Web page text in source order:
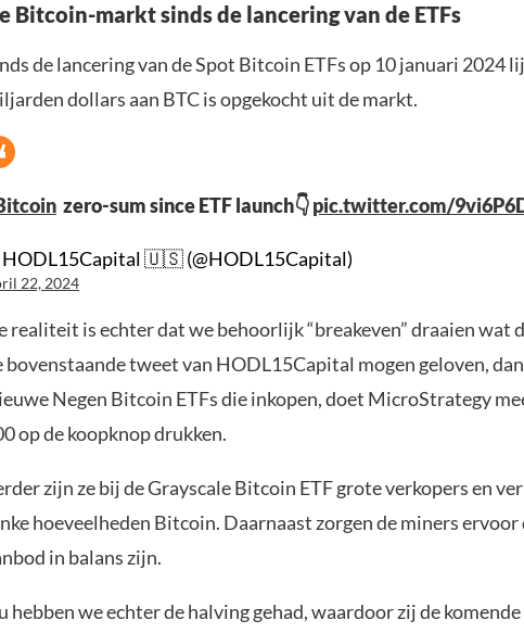
Bitcoin-markt sinds de lancering van de ETFs
de lancering van de Spot Bitcoin ETFs op 10 januari 2024
dollars aan BTC is opgekocht uit de markt.
zero-sum since ETF launch👇pic.twitter.com/
🇺🇸 (@HODL15Capital)
22, 2024
realiteit is echter dat we behoorlijk “breakeven” draaien wat
bovenstaande tweet van HODL15Capital mogen geloven,
Negen Bitcoin ETFs die inkopen, doet MicroStrategy
op de koopknop drukken.
zijn ze bij de Grayscale Bitcoin ETF grote verkopers en
hoeveelheden Bitcoin. Daarnaast zorgen de miners ervoor
in balans zijn.
hebben we echter de halving gehad, waardoor zij de